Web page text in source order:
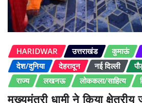
HARIDWAR उत्तराखंड कुमाऊं
देश/दुनिया
देहरादून नई दिल्ली
राज्य
लखनऊ लोककला/साहित्य